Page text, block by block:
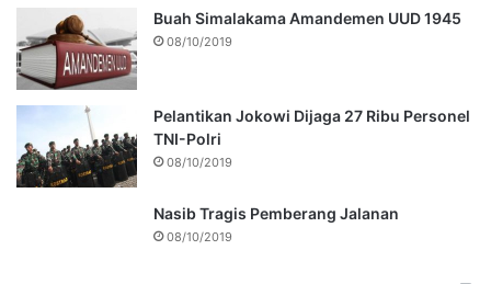
Buah Simalakama Amandemen UUD 1945
08/10/2019
Pelantikan Jokowi Dijaga 27 Ribu Personel
TNI-Polri
08/10/2019
Nasib Tragis Pemberang Jalanan
08/10/2019